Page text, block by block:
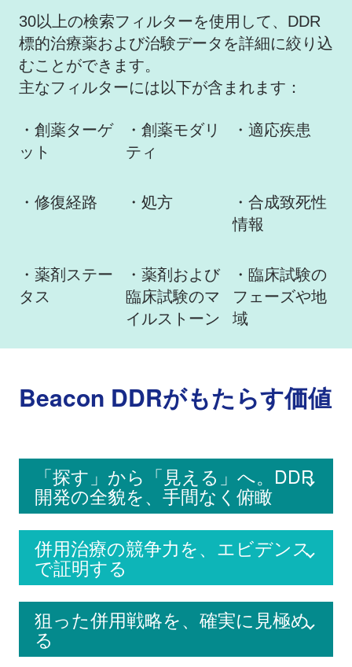
30以上の検索フィルターを使用して、DDR
標的治療薬および治験データを詳細に絞り込
むことができます。
主なフィルターには以下が含まれます：
・創薬ターゲ
ット
・創薬モダリ
ティ
​・適応疾患
・修復経路 ・処方
・合成致死性
情報
・薬剤ステー
タス
・薬剤および
臨床試験のマ
イルストーン
・臨床試験の
フェーズや地
域
Beacon DDRがもたらす価値
「探す」から「見える」へ。DDR
開発の全貌を、手間なく俯瞰
併用治療の競争力を、エビデンス
で証明する
狙った併用戦略を、確実に見極め
る